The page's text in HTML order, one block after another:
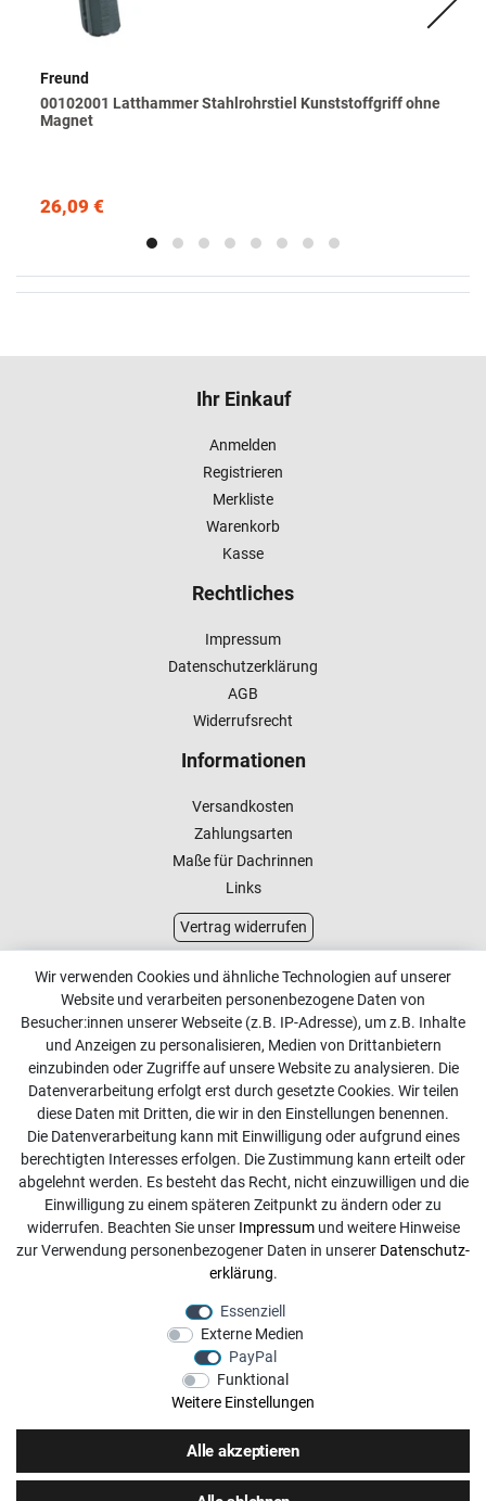
Freund
00102001 Latthammer Stahlrohrstiel Kunststoffgriff ohne
Magnet
26,09 €
Ihr Einkauf
Anmelden
Registrieren
Merkliste
Warenkorb
Kasse
Rechtliches
Impressum
Datenschutzerklärung
AGB
Widerrufsrecht
Informationen
Versandkosten
Zahlungsarten
Maße für Dachrinnen
Links
Vertrag widerrufen
Kundenservice
Kontakt
Online Retourenservice
Kontakt
info@dachdecker-shop.de
+49 3501 507295
Montag - Freitag, 08:00 - 16:00
Anrufe aus dem dt. Festnetz zum Ortstarif, Preise aus dem
Mobilfunknetz ggf. abweichend (abhängig vom Provider).
Wir verwenden Cookies und ähnliche Technologien auf unserer
Website und verarbeiten personenbezogene Daten von
Besucher:innen unserer Webseite (z.B. IP-Adresse), um z.B. Inhalte
und Anzeigen zu personalisieren, Medien von Drittanbietern
einzubinden oder Zugriffe auf unsere Website zu analysieren. Die
Datenverarbeitung erfolgt erst durch gesetzte Cookies. Wir teilen
diese Daten mit Dritten, die wir in den Einstellungen benennen.
Die Datenverarbeitung kann mit Einwilligung oder aufgrund eines
berechtigten Interesses erfolgen. Die Zustimmung kann erteilt oder
abgelehnt werden. Es besteht das Recht, nicht einzuwilligen und die
Einwilligung zu einem späteren Zeitpunkt zu ändern oder zu
widerrufen. Beachten Sie unser Impressumund weitere Hinweise
zur Verwendung personenbezogener Daten in unserer Daten­schutz­
erklärung.
Essenziell
Externe Medien
PayPal
Funktional
Weitere Einstellungen
Alle akzeptieren